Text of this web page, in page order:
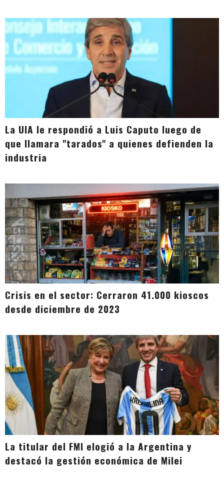
La UIA le respondió a Luis Caputo luego de
que llamara "tarados" a quienes defienden la
industria
Crisis en el sector: Cerraron 41.000 kioscos
desde diciembre de 2023
La titular del FMI elogió a la Argentina y
destacó la gestión económica de Milei